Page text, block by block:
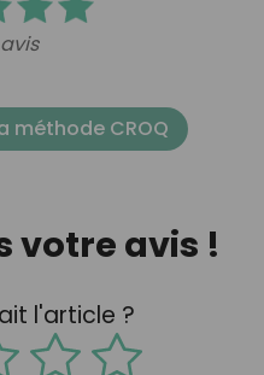
méthode CROQ
votre avis !
l'article ?